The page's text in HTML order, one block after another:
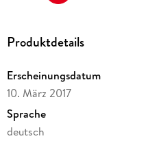
Produktdetails
Erscheinungsdatum
10. März 2017
Sprache
deutsch